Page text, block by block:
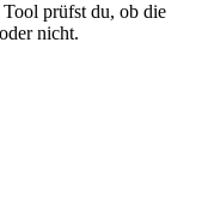
prüfst du, ob die
nicht.